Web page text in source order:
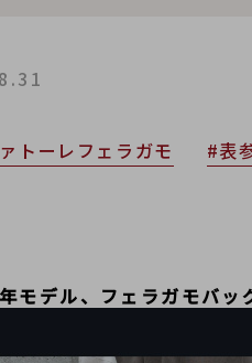
トーレフェラガモ #表
モデル、フェラガモバッ